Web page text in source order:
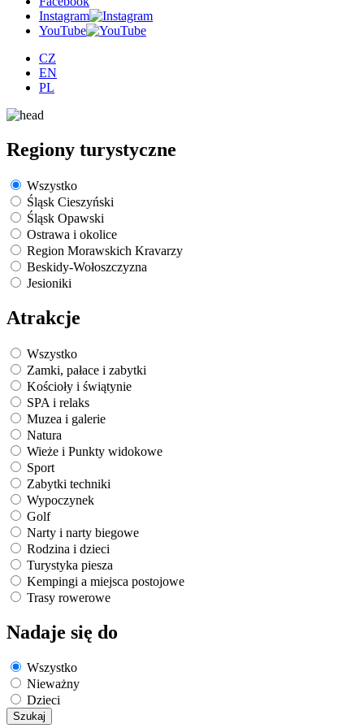
Instagram
YouTube
CZ
EN
PL
Regiony turystyczne
Wszystko
Śląsk Cieszyński
Śląsk Opawski
Ostrawa i okolice
Region Morawskich Kravarzy
Beskidy-Wołoszczyzna
Jesioniki
Atrakcje
Wszystko
Zamki, pałace i zabytki
Kościoły i świątynie
SPA i relaks
Muzea i galerie
Natura
Wieże i Punkty widokowe
Sport
Zabytki techniki
Wypoczynek
Golf
Narty i narty biegowe
Rodzina i dzieci
Turystyka piesza
Kempingi a miejsca postojowe
Trasy rowerowe
Nadaje się do
Wszystko
Nieważny
Dzieci